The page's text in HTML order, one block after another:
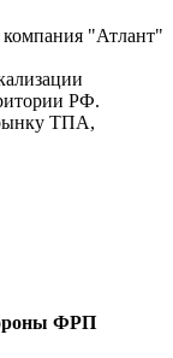
"Атлант"
РФ.
ТПА,
ФРП